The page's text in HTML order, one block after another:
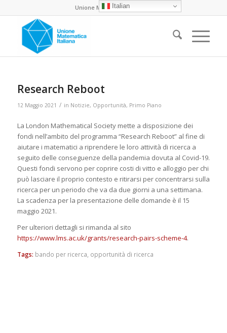
Unione Matematica Italiana
Research Reboot
12 Maggio 2021 / in Notizie, Opportunità, Primo Piano
La London Mathematical Society mette a disposizione dei
fondi nell’ambito del programma “Research Reboot” al fine di
aiutare i matematici a riprendere le loro attività di ricerca a
seguito delle conseguenze della pandemia dovuta al Covid-19.
Questi fondi servono per coprire costi di vitto e alloggio per chi
può lasciare il proprio contesto e ritirarsi per concentrarsi sulla
ricerca per un periodo che va da due giorni a una settimana.
La scadenza per la presentazione delle domande è il 15
maggio 2021.
Per ulteriori dettagli si rimanda al sito
https://www.lms.ac.uk/grants/research-pairs-scheme-4.
Tags: bando per ricerca opportunità di ricerca
Italian